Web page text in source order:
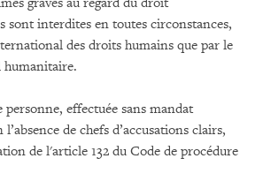
sont interdites en toutes circonstances,
des droits humains que par le
personne, effectuée sans mandat
de chefs d’accusations clairs,
de l'article 132 du Code de procédure